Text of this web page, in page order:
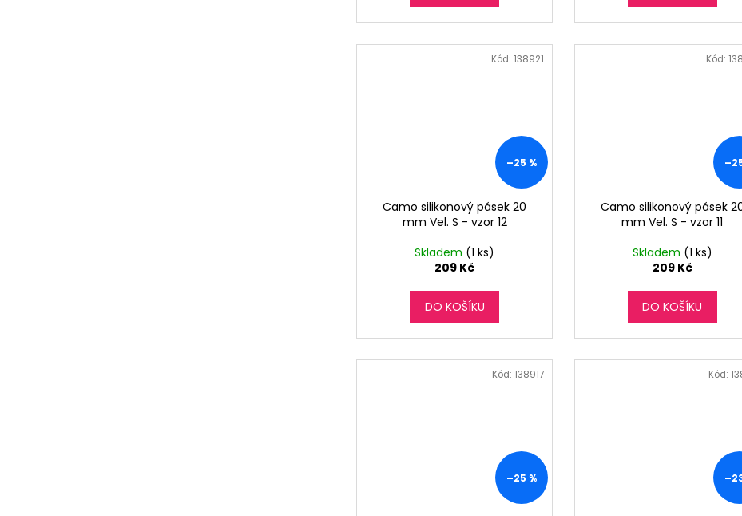
–25 %
Camo silikonový pásek 20
mm Vel. S - vzor 12
Skladem (1 ks)
209 Kč
DO KOŠÍKU
Kód:138921
Camo silikonový pásek
mm Vel. S - vzor 11
Skladem (1 ks)
209 Kč
DO KOŠÍKU
Kód:
–25 %
Kód:138917 Kód: